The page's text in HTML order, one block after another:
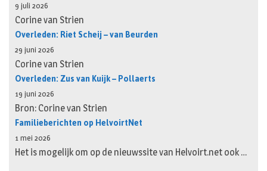
9 juli 2026
Corine van Strien
Overleden: Riet Scheij – van Beurden
29 juni 2026
Corine van Strien
Overleden: Zus van Kuijk – Pollaerts
19 juni 2026
Bron: Corine van Strien
Familieberichten op HelvoirtNet
1 mei 2026
Het is mogelijk om op de nieuwssite van Helvoirt.net ook …